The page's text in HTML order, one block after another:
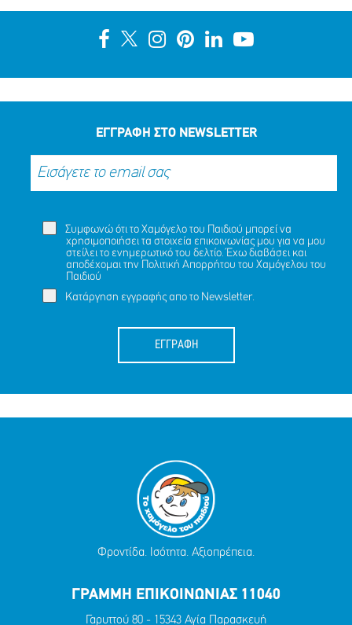
ΕΓΓΡΑΦΗ ΣΤΟ NEWSLETTER
Συμφωνώ ότι το Χαμόγελο του Παιδιού μπορεί να
χρησιμοποιήσει τα στοιχεία επικοινωνίας μου για να μου
στείλει το ενημερωτικό του δελτίο. Έχω διαβάσει και
αποδέχομαι την Πολιτική Απορρήτου του Χαμόγελου του
Παιδιού
Κατάργηση εγγραφής απο το Newsletter.
ΕΓΓΡΑΦΗ
Φροντίδα. Ισότητα. Αξιοπρέπεια.
ΓΡΑΜΜΗ ΕΠΙΚΟΙΝΩΝΙΑΣ 11040
Γαρυττού 80 - 15343 Αγία Παρασκευή